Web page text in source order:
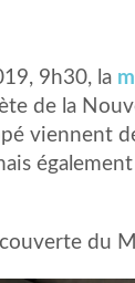
9h30, la
de la
viennent
du